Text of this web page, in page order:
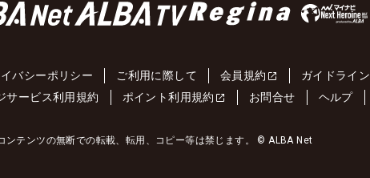
バシーポリシー ご利用に際して 会員規約 ガイドライン
サービス利用規約 ポイント利用規約 お問合せ ヘルプ
ンテンツの無断での転載、転用、コピー等は禁じます。 © ALBA Net